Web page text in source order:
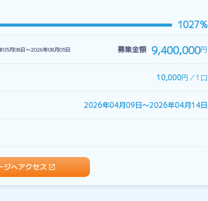
1027%
05月08日〜2026年08月05日 募集金額 9,400,000円
10,000円／1口
2026年04月09日〜2026年04月14日
ジへアクセス